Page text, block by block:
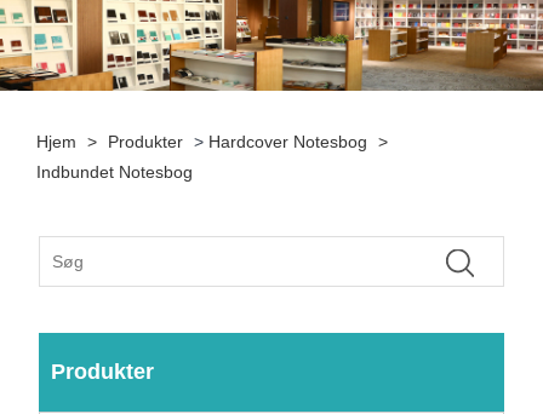
Hjem > Produkter > Hardcover Notesbog
>
Indbundet Notesbog
Produkter